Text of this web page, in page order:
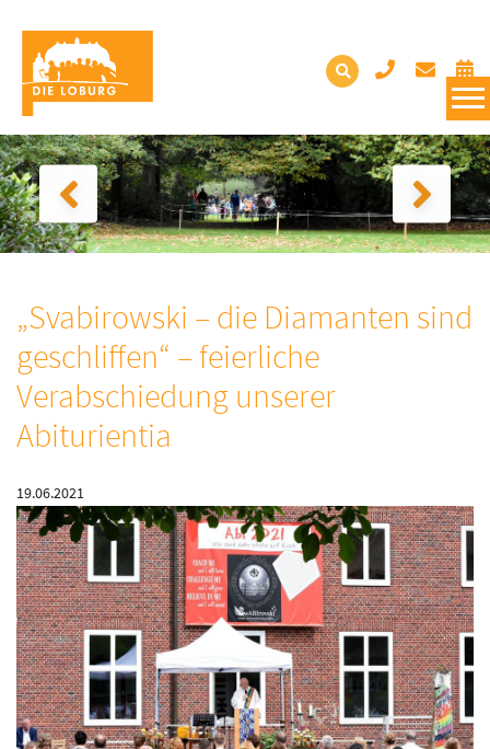
„Svabirowski – die Diamanten sind
geschliffen“ – feierliche
Verabschiedung unserer
Abiturientia
19.06.2021